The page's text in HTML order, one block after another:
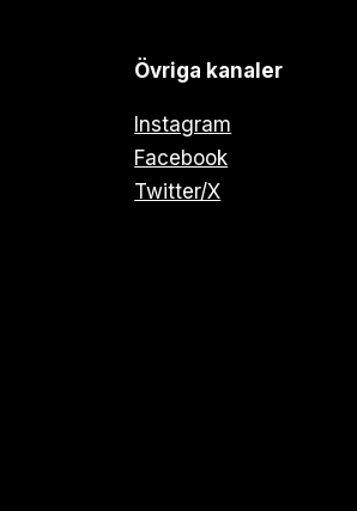
Övriga kanaler
Instagram
Facebook
Twitter/X